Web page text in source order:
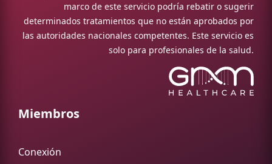
marco de este servicio podría rebatir o sugerir
determinados tratamientos que no están aprobados por
las autoridades nacionales competentes. Este servicio es
solo para profesionales de la salud.
Miembros
Conexión